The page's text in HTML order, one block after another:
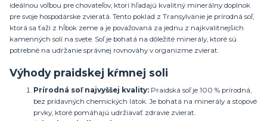
ideálnou voľbou pre chovateľov, ktorí hľadajú kvalitný minerálny doplnok
pre svoje hospodárske zvieratá. Tento poklad z Transylvánie je prírodná soľ,
ktorá sa ťaží z hĺbok zeme a je považovaná za jednu z najkvalitnejších
kamenných solí na svete. Soľ je bohatá na dôležité minerály, ktoré sú
potrebné na udržanie správnej rovnováhy v organizme zvierat.
Výhody praidskej kŕmnej soli
Prírodná soľ najvyššej kvality: Praidská soľ je 100 % prírodná,
bez prídavných chemických látok. Je bohatá na minerály a stopové
prvky, ktoré pomáhajú udržiavať zdravie zvierat.